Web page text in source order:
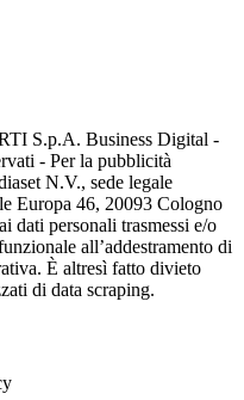
S.p.A. Business Digital -
- Per la pubblicità
N.V., sede legale
Europa 46, 20093 Cologno
dati personali trasmessi e/o
all’addestramento di
È altresì fatto divieto
di data scraping.